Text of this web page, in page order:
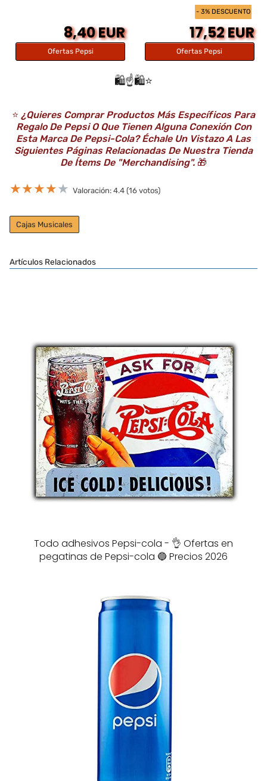
8,40 EUR
Ofertas Pepsi
- 3% DESCUENTO
17,52 EUR
Ofertas Pepsi
🛍️☝️🛍️⭐️
⭐️ ¿Quieres Comprar Productos Más Específicos Para
Regalo De Pepsi O Que Tienen Alguna Conexión Con
Esta Marca De Pepsi-Cola? Échale Un Vistazo A Las
Siguientes Páginas Relacionadas De Nuestra Tienda
De Ítems De "Merchandising". 🎁
★★★★★ Valoración: 4.4 (16 votos)
Cajas Musicales
Artículos Relacionados
Todo adhesivos Pepsi-cola - 👌 Ofertas en
pegatinas de Pepsi-cola 🔵 Precios 2026